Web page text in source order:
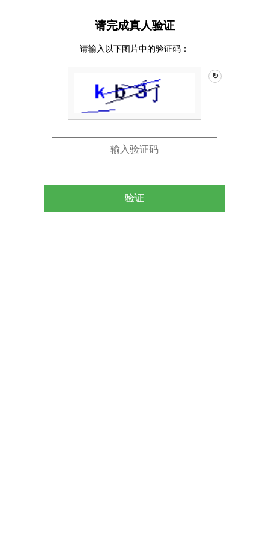
请完成真人验证
请输入以下图片中的验证码：
↻
验证